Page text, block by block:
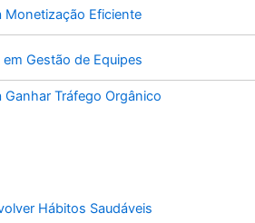
Monetização Eficiente
Gestão de Equipes
Tráfego Orgânico
Hábitos Saudáveis